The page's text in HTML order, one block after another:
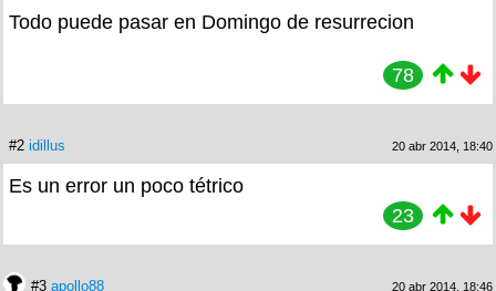
Todo puede pasar en Domingo de resurrecion
78
#2 idillus 20 abr 2014, 18:40
Es un error un poco tétrico
23
#3 apollo88 20 abr 2014, 18:46